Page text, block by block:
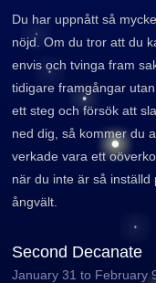
Du har uppnått så
nöjd. Om du tror att du
envis och tvinga fram
tidigare framgångar
ett steg och försök att
ned dig, så kommer du
verkade vara ett
när du inte är så
ångvält.
Second Decanate
January 31 to February